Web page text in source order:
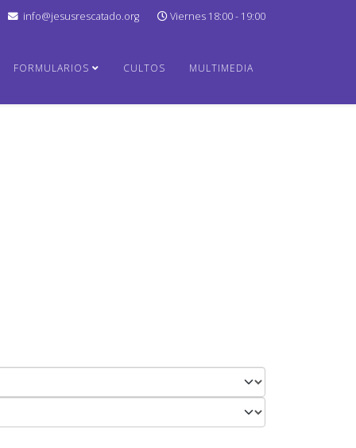
info@jesusrescatado.org Viernes 18:00 - 19:00
FORMULARIOS CULTOS MULTIMEDIA